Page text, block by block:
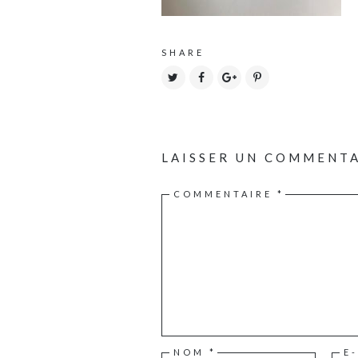
SHARE
LAISSER UN
COMMENTAIRE *
NOM *